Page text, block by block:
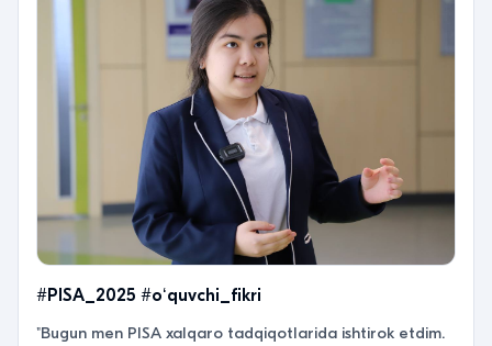
#PISA_2025 #oʻquvchi_fikri
"Bugun men PISA xalqaro tadqiqotlarida ishtirok etdim.